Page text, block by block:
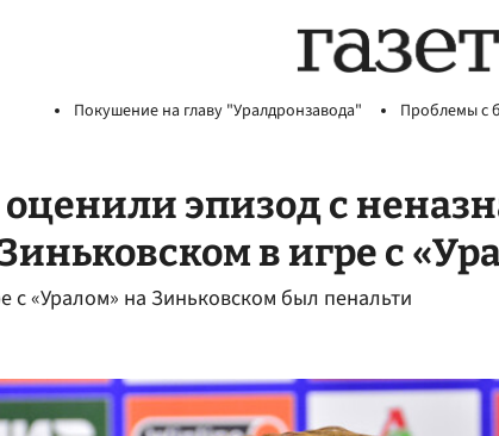
Покушение на главу "Уралдронзавода" Проблемы с
оценили эпизод с
в игре с
с «Уралом» на Зиньковском был пенальти